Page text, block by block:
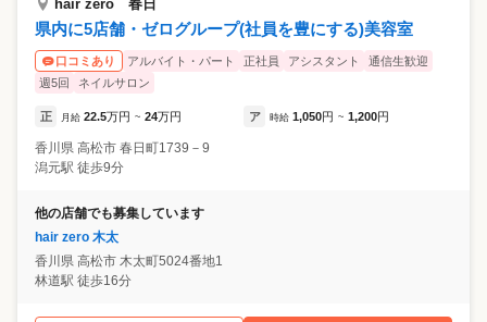
hair zero 春日
県内に5店舗・ゼログループ(社員を豊にする)美容室
口コミあり アルバイト・パート 正社員 アシスタント
通信生歓迎
週5回
ネイルサロン
正 月給 22.5万円 ~ 24万円 ア 時給 1,050円 ~ 1,200円
香川県 高松市 春日町1739－9
潟元駅 徒歩9分
他の店舗でも募集しています
hair zero 木太
香川県 高松市 木太町5024番地1
林道駅 徒歩16分